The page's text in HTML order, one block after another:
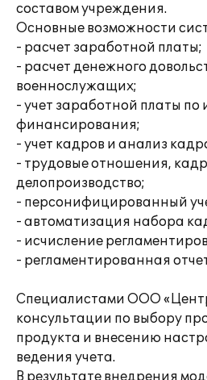
составом учреждения.
Основные возможности
- расчет заработной платы;
- расчет денежного
военнослужащих;
- учет заработной платы по
финансирования;
- учет кадров и анализ
- трудовые отношения,
делопроизводство;
- персонифицированный
- автоматизация набора
- исчисление
- регламентированная
Специалистами ООО
консультации по выбору
продукта и внесению
ведения учета.
В результате внедрения